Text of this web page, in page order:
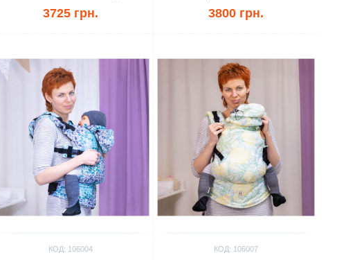
3725 грн. 3800 грн.
КОД: 106004 КОД: 106007